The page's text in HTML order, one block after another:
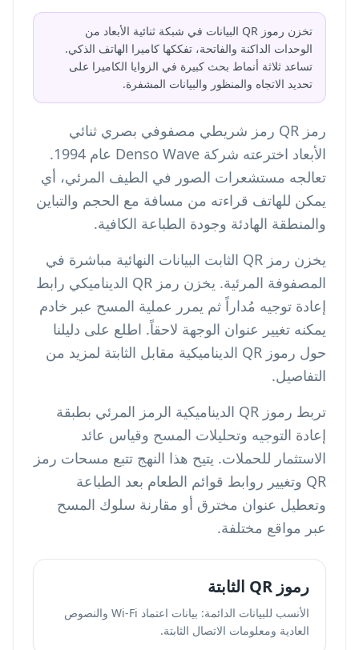
تخزن رموز QR البيانات في شبكة ثنائية الأبعاد من
الوحدات الداكنة والفاتحة، تفككها كاميرا الهاتف الذكي.
تساعد ثلاثة أنماط بحث كبيرة في الزوايا الكاميرا على
تحديد الاتجاه والمنظور والبيانات المشفرة.
رمز QR رمز شريطي مصفوفي بصري ثنائي
الأبعاد اخترعته شركة Denso Wave عام 1994.
تعالجه مستشعرات الصور في الطيف المرئي، أي
يمكن للهاتف قراءته من مسافة مع الحجم والتباين
والمنطقة الهادئة وجودة الطباعة الكافية.
يخزن رمز QR الثابت البيانات النهائية مباشرة في
المصفوفة المرئية. يخزن رمز QR الديناميكي رابط
إعادة توجيه مُداراً ثم يمرر عملية المسح عبر خادم
يمكنه تغيير عنوان الوجهة لاحقاً. اطلع على دليلنا
حول رموز QR الديناميكية مقابل الثابتة
لمزيد من
التفاصيل.
تربط رموز QR الديناميكية الرمز المرئي بطبقة
إعادة التوجيه وتحليلات المسح وقياس عائد
الاستثمار للحملات. يتيح هذا النهج تتبع مسحات رمز
QR وتغيير روابط قوائم الطعام بعد الطباعة
وتعطيل عنوان مخترق أو مقارنة سلوك المسح
عبر مواقع مختلفة.
رموز QR الثابتة
الأنسب للبيانات الدائمة: بيانات اعتماد Wi-Fi والنصوص
العادية ومعلومات الاتصال الثابتة.